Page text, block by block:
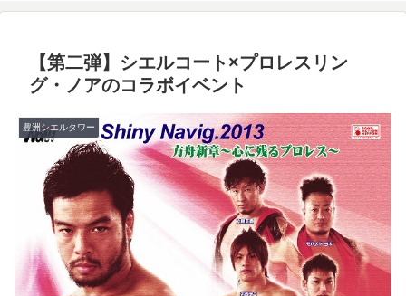
【第二弾】シエルコート×プロレスリン
グ・ノアのコラボイベント
豊洲シエルタワー